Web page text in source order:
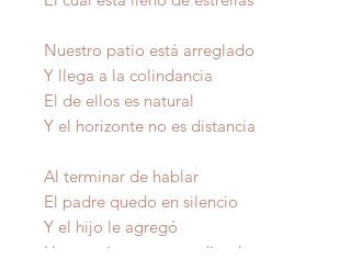
Nuestro patio está arreglado
Y llega a la colindancia
El de ellos es natural
Y el horizonte no es distancia
Al terminar de hablar
El padre quedo en silencio
Y el hijo le agregó
Hoy yo si estoy aprendiendo